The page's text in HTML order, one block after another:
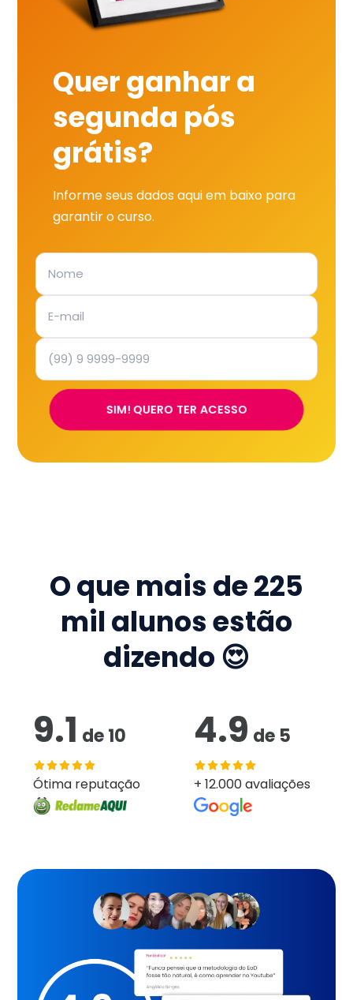
Quer ganhar a
segunda pós
grátis?
Informe seus dados aqui em baixo para
garantir o curso.
SIM! QUERO TER ACESSO
O que mais de225
mil alunos estão
dizendo 😍
9.1 de10
Ótima reputação
4.9 de 5
+ 12.000 avaliações